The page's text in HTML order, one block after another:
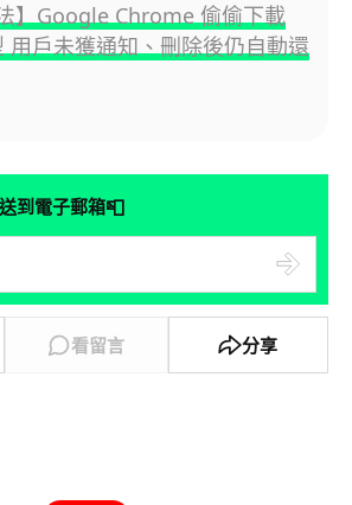
】Google Chrome 偷偷下載
用戶未獲通知、刪除後仍自動還
到電子郵箱📮
看留言 分享